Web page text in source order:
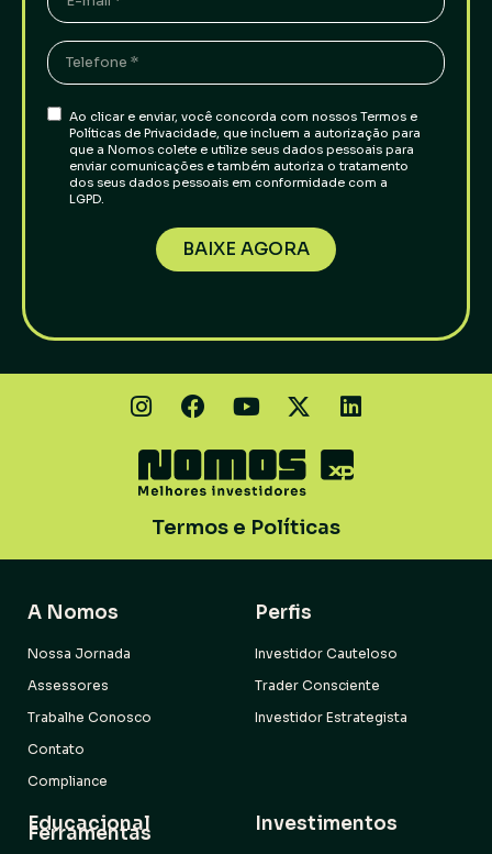
Ao clicar e enviar, você concorda com nossos Termos e
Políticas de Privacidade, que incluem a autorização para
que a Nomos colete e utilize seus dados pessoais para
enviar comunicações e também autoriza o tratamento
dos seus dados pessoais em conformidade com a
LGPD.
BAIXE AGORA
Termos e Políticas
A Nomos
Nossa Jornada
Assessores
Trabalhe Conosco
Contato
Compliance
Perfis
Investidor Cauteloso
Trader Consciente
Investidor Estrategista
Educacional Investimentos
Ferramentas